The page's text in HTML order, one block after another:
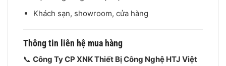
Khách sạn, showroom, cửa hàng
Thông tin liên hệ mua hàng
📞 Công Ty CP XNK Thiết Bị Công Nghệ HTJ Việt